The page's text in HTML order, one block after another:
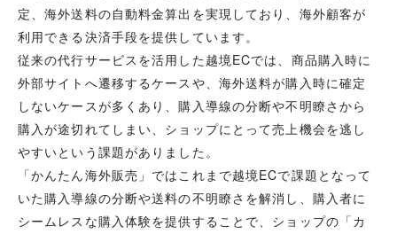
定、海外送料の自動料金算出を実現しており、海外顧客が
利用できる決済手段を提供しています。
従来の代行サービスを活用した越境ECでは、商品購入時に
外部サイトへ遷移するケースや、海外送料が購入時に確定
しないケースが多くあり、購入導線の分断や不明瞭さから
購入が途切れてしまい、ショップにとって売上機会を逃し
やすいという課題がありました。
「かんたん海外販売」ではこれまで越境ECで課題となって
いた購入導線の分断や送料の不明瞭さを解消し、購入者に
シームレスな購入体験を提供することで、ショップの「カ